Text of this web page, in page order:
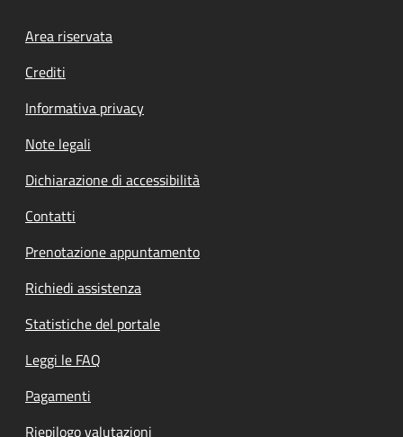
Footer menu
Area riservata
Crediti
Informativa privacy
Note legali
Dichiarazione di accessibilità
Contatti
Prenotazione appuntamento
Richiedi assistenza
Statistiche del portale
Leggi le FAQ
Pagamenti
Riepilogo valutazioni